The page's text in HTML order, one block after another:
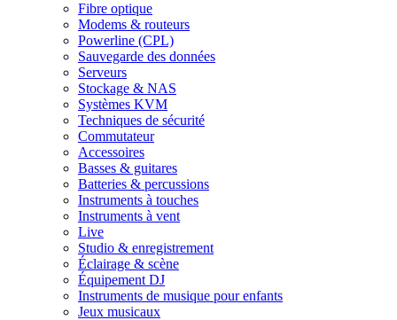
Fibre optique
Modems & routeurs
Powerline (CPL)
Sauvegarde des données
Serveurs
Stockage & NAS
Systèmes KVM
Techniques de sécurité
Commutateur
Accessoires
Basses & guitares
Batteries & percussions
Instruments à touches
Instruments à vent
Live
Studio & enregistrement
Éclairage & scène
Équipement DJ
Instruments de musique pour enfants
Jeux musicaux